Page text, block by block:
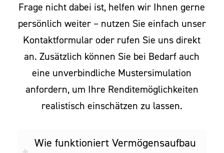
Frage nicht dabei ist, helfen wir Ihnen gerne
persönlich weiter – nutzen Sie einfach unser
Kontaktformular oder rufen Sie uns direkt
an. Zusätzlich können Sie bei Bedarf auch
eine unverbindliche Mustersimulation
anfordern, um Ihre Renditemöglichkeiten
realistisch einschätzen zu lassen.
Wie funktioniert Vermögensaufbau